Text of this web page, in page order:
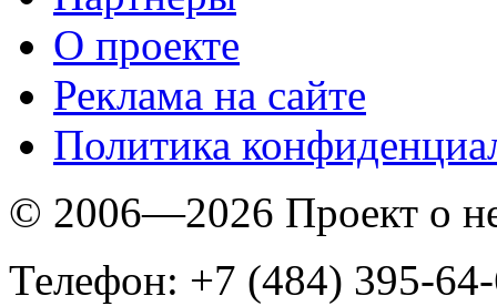
O проекте
Реклама на сайте
Политика
© 2006—2026 Проект о
Телефон: +7 (484) 395-